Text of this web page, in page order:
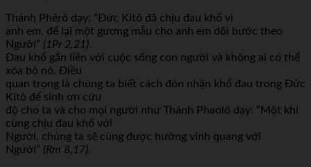
Thánh Phêrô dạy: “Đức Kitô đã chịu đau khổ vì
anh em, để lại một gương mẫu cho anh em dõi bước theo
Người” (1Pr 2,21).
Đau khổ gắn liền với cuộc sống con người và không ai có thể
xóa bỏ nó. Điều
quan trọng là chúng ta biết cách đón nhận khổ đau trong Đức
Kitô để sinh ơn cứu
độ cho ta và cho mọi người như Thánh Phaolô dạy: “Một khi
cùng chịu đau khổ với
Người, chúng ta sẽ cùng được hưởng vinh quang với
Người” (Rm 8,17).